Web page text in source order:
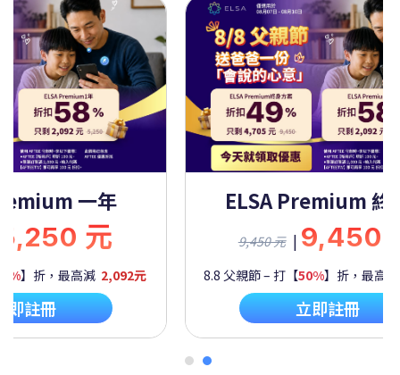
一年
元
】折，最高減 2,092元
即註冊
ELSA Premium 終
9,450 元 | 9,450
8.8 父親節 – 打【50%】折，最高
立即註冊